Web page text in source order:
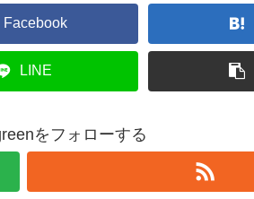
Facebook
LINE
をフォローする